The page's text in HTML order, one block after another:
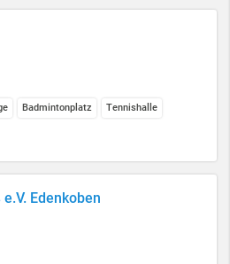
Badmintonplatz Tennishalle
Edenkoben